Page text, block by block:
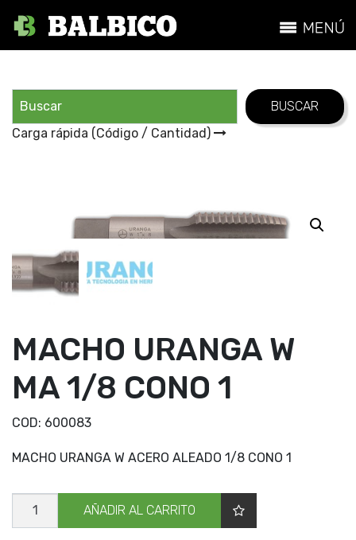
Carga rápida (Código / Cantidad)
MACHO URANGA W
MA 1/8 CONO 1
COD: 600083
MACHO URANGA W ACERO ALEADO 1/8 CONO 1
MACHO
URANGA
W
AÑADIR AL CARRITO